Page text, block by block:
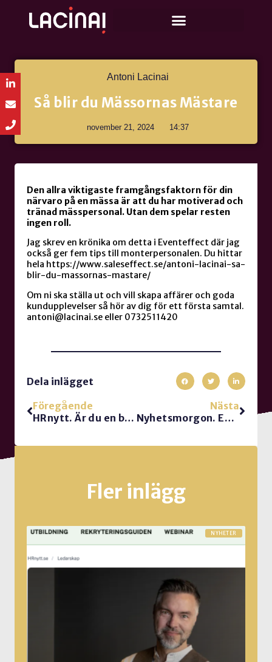
Antoni Lacinai
Så blir du Mässornas Mästare
november 21, 2024 14:37
Den allra viktigaste framgångsfaktorn för din
närvaro på en mässa är att du har motiverad och
tränad mässpersonal. Utan dem spelar resten
ingen roll.
Jag skrev en krönika om detta i Eventeffect där jag
också ger fem tips till monterpersonalen. Du hittar
hela https://www.saleseffect.se/antoni-lacinai-sa-
blir-du-massornas-mastare/
Om ni ska ställa ut och vill skapa affärer och goda
kundupplevelser så hör av dig för ett första samtal.
antoni@lacinai.se eller 0732511420
Dela inlägget
Föregående
HRnytt. Är du en bra vän?
Nästa
Nyhetsmorgon. Ensamhet är ett globalt problem
Fler inlägg
NYHETER